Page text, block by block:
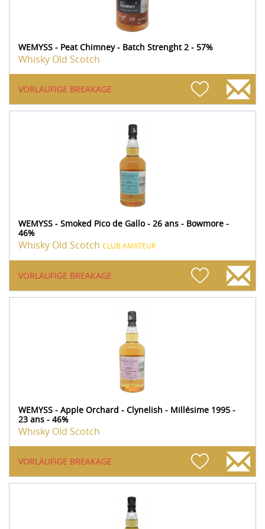
WEMYSS - Peat Chimney - Batch Strenght 2 - 57%
Whisky Old Scotch
VORLÄUFIGE BREAKAGE
WEMYSS - Smoked Pico de Gallo - 26 ans - Bowmore -
46%
Whisky Old Scotch CLUB AMATEUR
VORLÄUFIGE BREAKAGE
WEMYSS - Apple Orchard - Clynelish - Millésime 1995 -
23 ans - 46%
Whisky Old Scotch
VORLÄUFIGE BREAKAGE